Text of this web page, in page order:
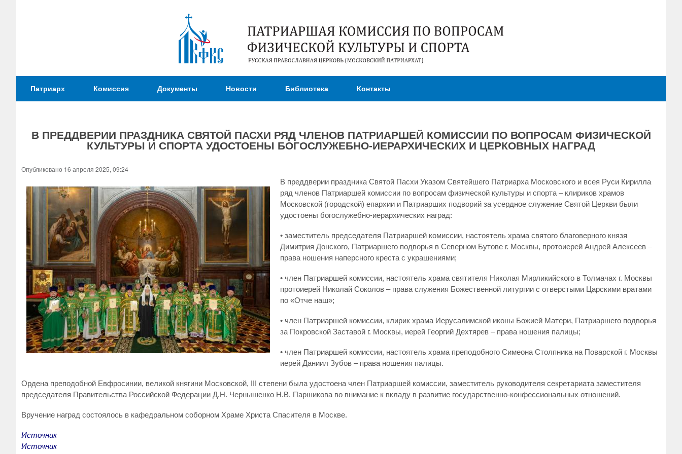
содержанию
Патриаршая
Комиссия
вопросам
физической
культуры и
спорта
Патриарх Комиссия Документы Новости Библиотека Контакты
здесь
В ПРЕДДВЕРИИ ПРАЗДНИКА СВЯТОЙ ПАСХИ РЯД ЧЛЕНОВ ПАТРИАРШЕЙ КОМИССИИ ПО ВОПРОСАМ ФИЗИЧЕСКОЙ
КУЛЬТУРЫ И СПОРТА УДОСТОЕНЫ БОГОСЛУЖЕБНО-ИЕРАРХИЧЕСКИХ И ЦЕРКОВНЫХ НАГРАД
Опубликовано 16 апреля 2025, 09:24
В преддверии праздника Святой Пасхи Указом Святейшего Патриарха Московского и всея Руси Кирилла
ряд членов Патриаршей комиссии по вопросам физической культуры и спорта – клириков храмов
Московской (городской) епархии и Патриарших подворий за усердное служение Святой Церкви были
удостоены богослужебно-иерархических наград:
• заместитель председателя Патриаршей комиссии, настоятель храма святого благоверного князя
Димитрия Донского, Патриаршего подворья в Северном Бутове г. Москвы, протоиерей Андрей Алексеев –
права ношения наперсного креста с украшениями;
• член Патриаршей комиссии, настоятель храма святителя Николая Мирликийского в Толмачах г. Москвы
протоиерей Николай Соколов – права служения Божественной литургии с отверстыми Царскими вратами
по «Отче наш»;
• член Патриаршей комиссии, клирик храма Иерусалимской иконы Божией Матери, Патриаршего подворья
за Покровской Заставой г. Москвы, иерей Георгий Дехтярев – права ношения палицы;
• член Патриаршей комиссии, настоятель храма преподобного Симеона Столпника на Поварской г. Москвы
иерей Даниил Зубов – права ношения палицы.
Ордена преподобной Евфросинии, великой княгини Московской, III степени была удостоена член Патриаршей комиссии, заместитель руководителя секретариата заместителя
председателя Правительства Российской Федерации Д.Н. Чернышенко Н.В. Паршикова во внимание к вкладу в развитие государственно-конфессиональных отношений.
Вручение наград состоялось в кафедральном соборном Храме Христа Спасителя в Москве.
Источник
Источник